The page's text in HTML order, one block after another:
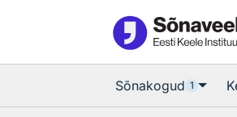
Sõnakogud 1